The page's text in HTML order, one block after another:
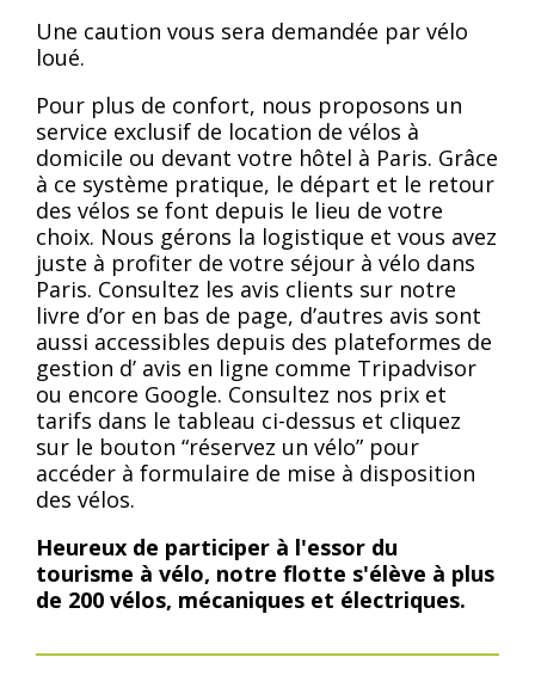
Une caution vous sera demandée par vélo
loué.
Pour plus de confort, nous proposons un
service exclusif de location de vélos à
domicile ou devant votre hôtel à Paris. Grâce
à ce système pratique, le départ et le retour
des vélos se font depuis le lieu de votre
choix. Nous gérons la logistique et vous avez
juste à profiter de votre séjour à vélo dans
Paris. Consultez les avis clients sur notre
livre d’or en bas de page, d’autres avis sont
aussi accessibles depuis des plateformes de
gestion d’ avis en ligne comme Tripadvisor
ou encore Google. Consultez nos prix et
tarifs dans le tableau ci-dessus et cliquez
sur le bouton “réservez un vélo” pour
accéder à formulaire de mise à disposition
des vélos.
Heureux de participer à l'essor du
tourisme à vélo, notre flotte s'élève à plus
de 200 vélos, mécaniques et électriques.